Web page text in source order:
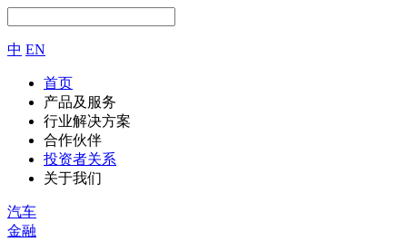
中 EN
首页
产品及服务
行业解决方案
合作伙伴
投资者关系
关于我们
汽车
金融